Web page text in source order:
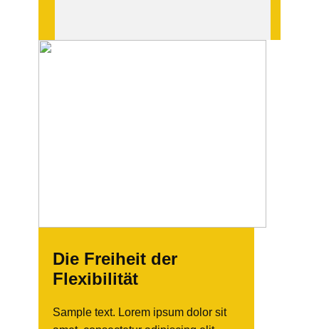
Die Freiheit der
Flexibilität
Sample text. Lorem ipsum dolor sit